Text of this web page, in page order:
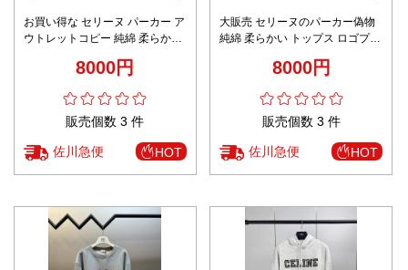
お買い得な セリーヌ パーカー ア
ウトレットコピー 純綿 柔らかい
き ブラック8000円
販売個数 3 件
佐川急便 HOT
大販売 セリーヌのパーカー偽物
純綿 柔らかい トップス ロゴプリ
8000円
販売個数 3 件
佐川急便 HOT